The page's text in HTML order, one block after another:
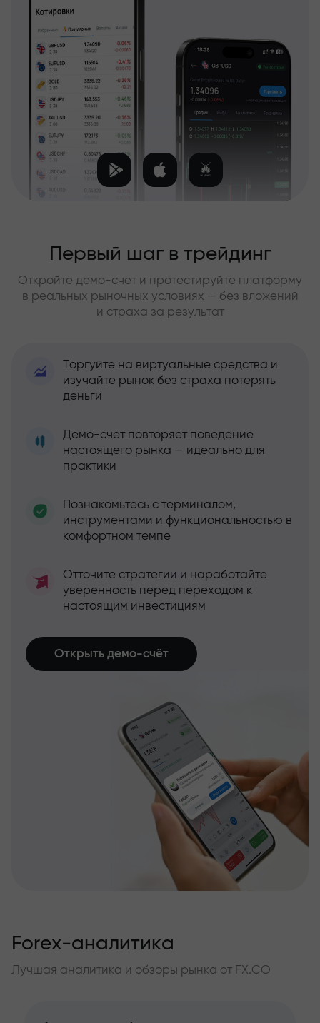
Первый шаг в трейдинг
Откройте демо-счёт и протестируйте платформу
в реальных рыночных условиях — без вложений
и страха за результат
Торгуйте на виртуальные средства и
изучайте рынок без страха потерять
деньги
Демо-счёт повторяет поведение
настоящего рынка — идеально для
практики
Познакомьтесь с терминалом,
инструментами и функциональностью в
комфортном темпе
Отточите стратегии и наработайте
уверенность перед переходом к
настоящим инвестициям
Открыть демо-счёт
Forex-аналитика
Лучшая аналитика и обзоры рынка от FX.CO